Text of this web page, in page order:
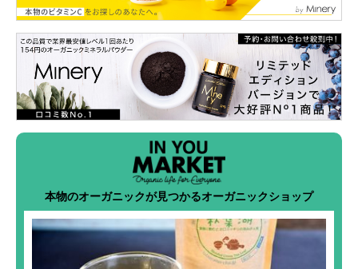
本物のオーガニックが見つかるオーガニックショップ